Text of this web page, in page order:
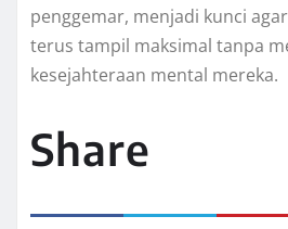
penggemar, menjadi kunci
terus tampil maksimal tanpa
kesejahteraan mental mereka.
Share